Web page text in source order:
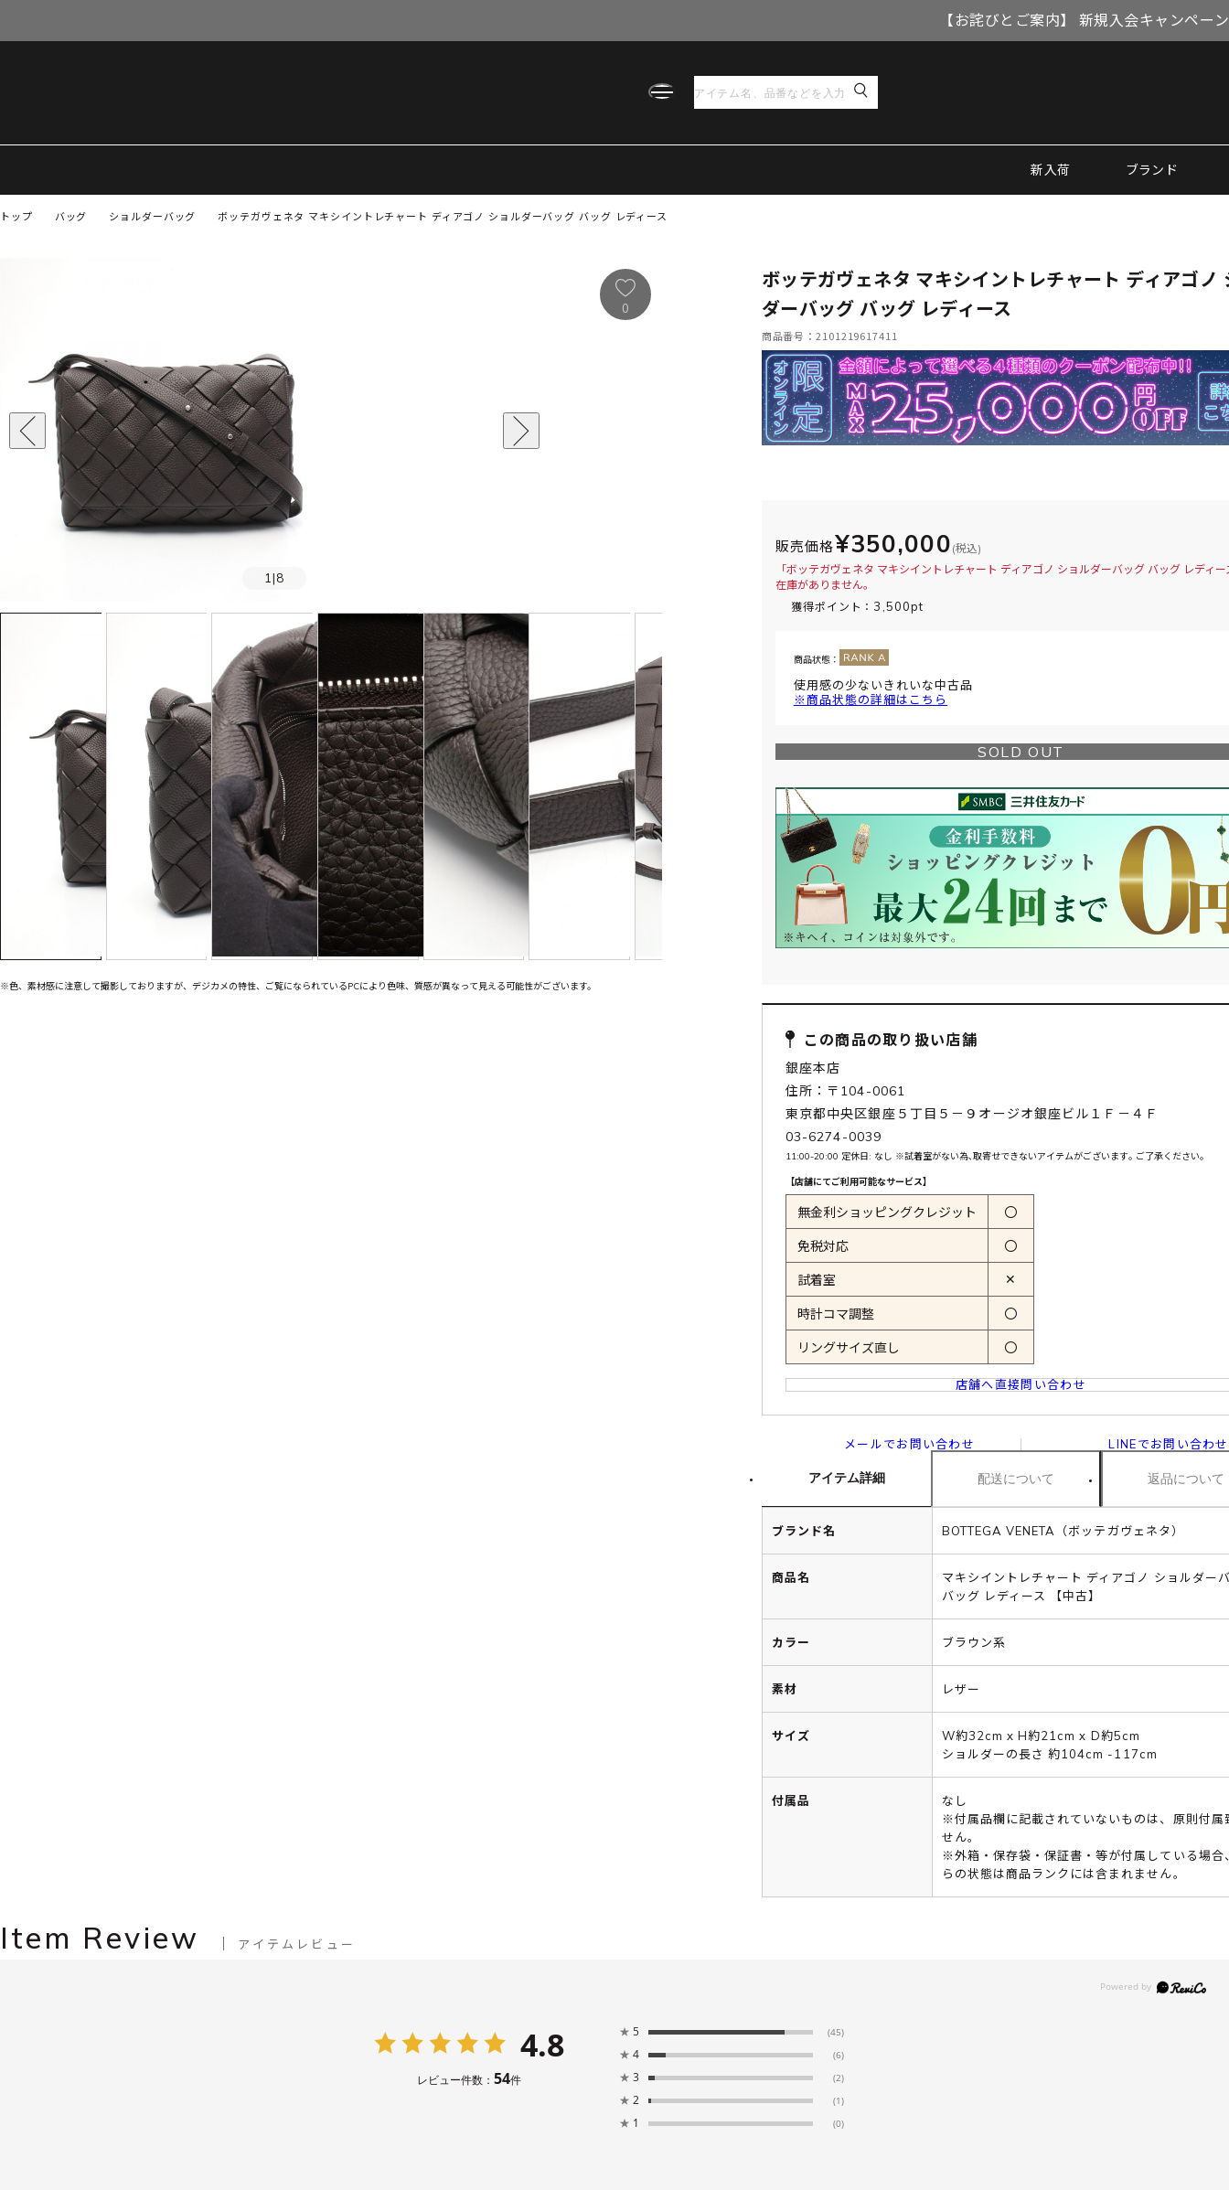
【お詫びとご案内】 新規入会キャンペ
新入荷 ブランド
トップ ボッテガヴェネタ マキシイントレチャート ディアゴノ ショルダーバッグ バッグ レディース
バッグ ショルダーバッグ
SOLD OUT
1 |8
0
※色、素材感に注意して撮影しておりますが、デジカメの特性、ご覧になられているPCにより色味、質感が異なって見える可能性がございます。
ボッテガヴェネタ マキシイントレチャート ディアゴノ
ダーバッグ バッグ レディース
商品番号：2101219617411
販売価格¥350,000 (税込)
「ボッテガヴェネタ マキシイントレチャート ディアゴノ ショルダーバッグ バッグ レディー
在庫がありません。
獲得ポイント： 3,500pt
商品状態：
使用感の少ないきれいな中古品
※商品状態の詳細はこちら
SOLD OUT
この商品の取り扱い店舗
銀座本店
住所：〒104-0061
東京都中央区銀座５丁目５－９オージオ銀座ビル１Ｆ－４Ｆ
03-6274-0039
11:00-20:00 定休日: なし ※試着室がない為､取寄せできないアイテムがございます｡ ご了承ください｡
【店舗にてご利用可能なサービス】
無金利ショッピングクレジット 〇
免税対応 〇
試着室 ✕
時計コマ調整 〇
リングサイズ直し 〇
店舗へ直接問い合わせ
メールでお問い合わせ LINEでお問い合わせ
アイテム詳細 配送について 返品について
ブランド名 BOTTEGA VENETA（ボッテガヴェネタ）
商品名
マキシイントレチャート ディアゴノ ショルダー
バッグ レディース 【中古】
カラー ブラウン系
素材 レザー
サイズ
W約32cm x H約21cm x D約5cm
ショルダーの長さ 約104cm -117cm
付属品
なし
※付属品欄に記載されていないものは、原則付属
せん。
※外箱・保存袋・保証書・等が付属している場合
らの状態は商品ランクには含まれません。
Item Review アイテムレビュー
4.8
レビュー件数： 54件
★ 5 (45)
★ 4 (6)
★ 3 (2)
★ 2 (1)
★ 1 (0)